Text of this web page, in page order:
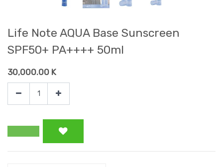
Life Note AQUA Base Sunscreen
SPF50+ PA++++ 50ml
30,000.00 K